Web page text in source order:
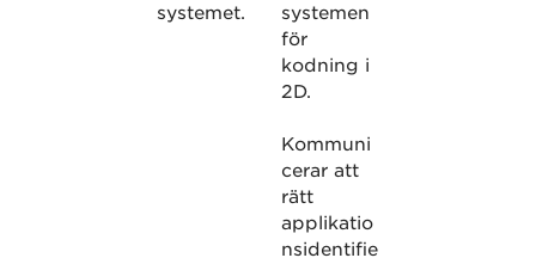
systemet.
systemen
för
kodning i
2D.
Kommuni
cerar att
rätt
applikatio
nsidentifie